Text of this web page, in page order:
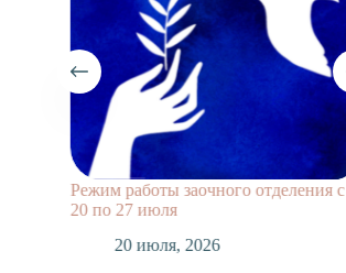
Режим работы заочного отделения с
20 по 27 июля
20 июля, 2026